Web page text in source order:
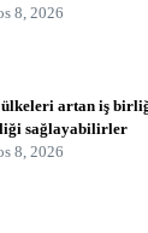
8, 2026
ülkeleri artan iş
sağlayabilirler
8, 2026